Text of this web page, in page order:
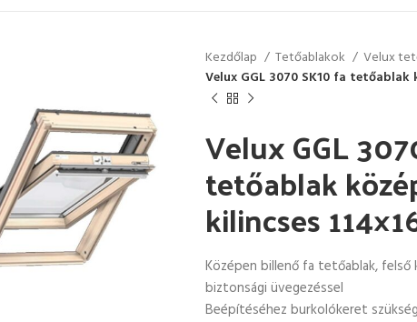
Kezdőlap Tetőablakok Velux
Velux GGL 3070 SK10 fa
Velux GGL
tetőablak
kilincses
Középen billenő fa tetőablak,
biztonsági üvegezéssel
Beépítéséhez burkolókeret